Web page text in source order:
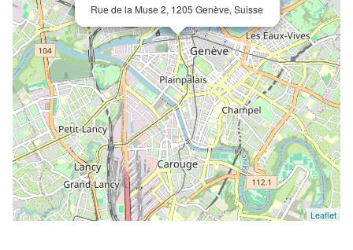
Rue de la Muse 2, 1205 Genève, Suisse
Leaflet